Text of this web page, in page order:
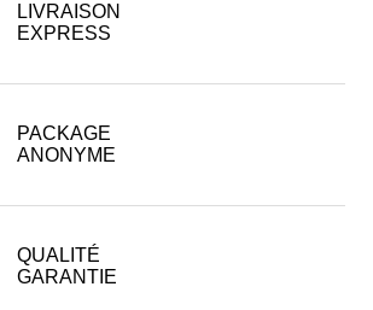
LIVRAISON
EXPRESS
PACKAGE
ANONYME
QUALITÉ
GARANTIE